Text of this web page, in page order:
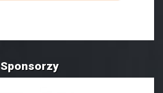
Sponsorzy